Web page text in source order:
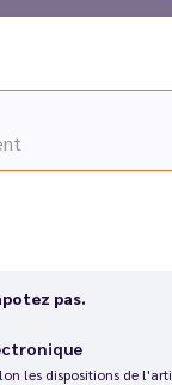
pas.
les dispositions de